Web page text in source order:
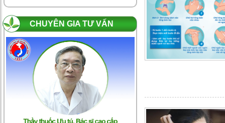
Botania tài trợ
chương trình
từ thiện “Vì trẻ em nghèo
vùng cao”
Botania - 10
năm tình yêu
bền vững với
sức khỏe người Việt
CHUYÊN GIA TƯ VẤN